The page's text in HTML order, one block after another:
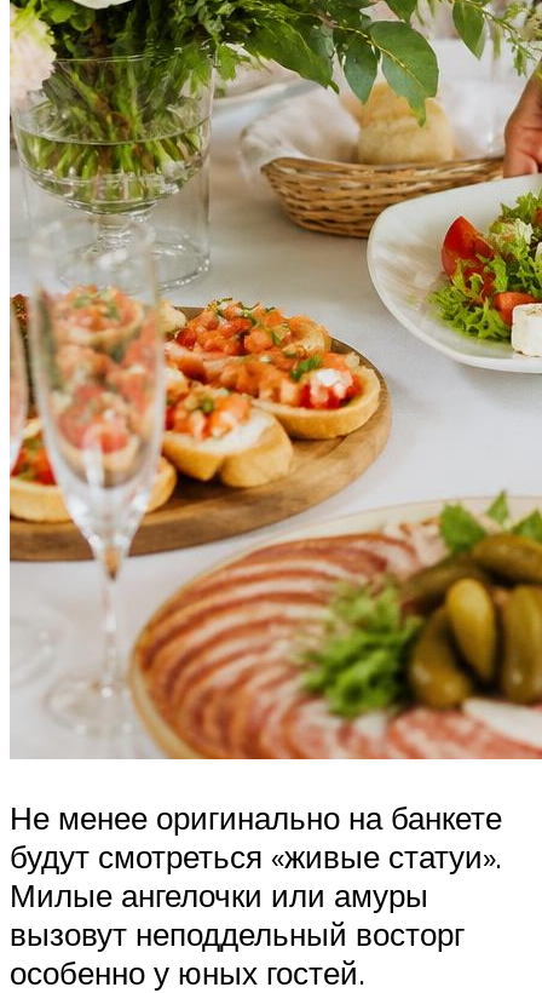
Не менее оригинально на банкете
будут смотреться «живые статуи».
Милые ангелочки или амуры
вызовут неподдельный восторг
особенно у юных гостей.